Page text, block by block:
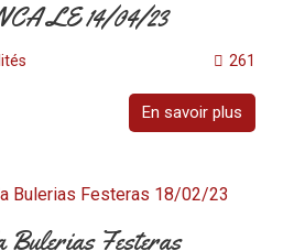
LE 14/04/23
261
En savoir plus
Bulerias Festeras